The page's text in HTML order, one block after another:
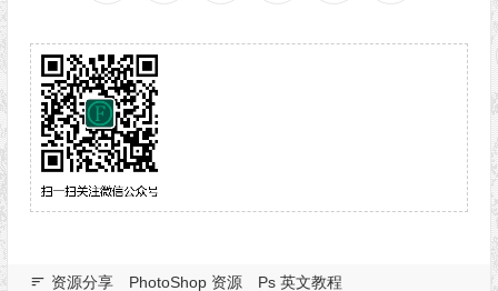
资源分享 PhotoShop 资源 Ps 英文教程